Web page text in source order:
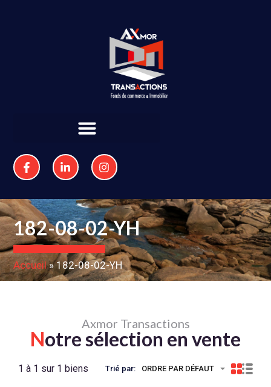
182-08-02-YH
Accueil»182-08-02-YH
Axmor Transactions
Notre sélection en vente
1 à 1 sur 1 biens Trié par: ORDRE PAR DÉFAUT